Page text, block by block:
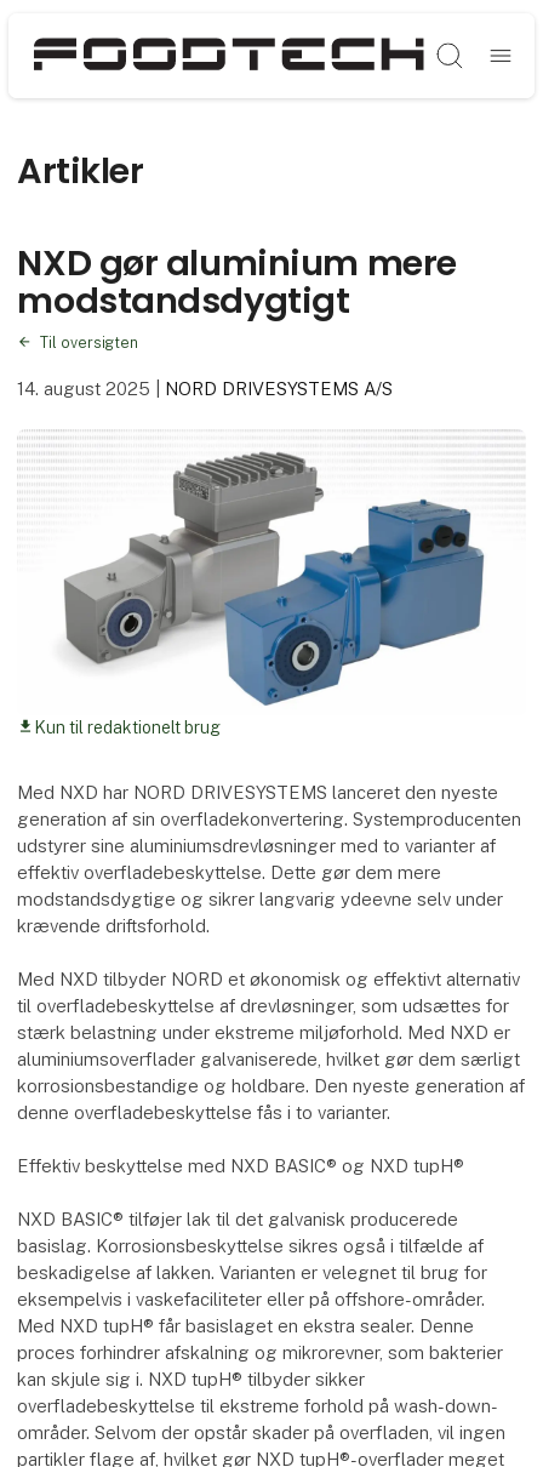
Søg
Artikler
NXD gør aluminium mere
modstandsdygtigt
Til oversigten
14. august 2025 NORD DRIVESYSTEMS A/S
download Kun til redaktionelt brug
Med NXD har NORD DRIVESYSTEMS lanceret den nyeste
generation af sin overfladekonvertering. Systemproducenten
udstyrer sine aluminiumsdrevløsninger med to varianter af
effektiv overfladebeskyttelse. Dette gør dem mere
modstandsdygtige og sikrer langvarig ydeevne selv under
krævende driftsforhold.
Med NXD tilbyder NORD et økonomisk og effektivt alternativ
til overfladebeskyttelse af drevløsninger, som udsættes for
stærk belastning under ekstreme miljøforhold. Med NXD er
aluminiumsoverflader galvaniserede, hvilket gør dem særligt
korrosionsbestandige og holdbare. Den nyeste generation af
denne overfladebeskyttelse fås i to varianter.
Effektiv beskyttelse med NXD BASIC® og NXD tupH®
NXD BASIC® tilføjer lak til det galvanisk producerede
basislag. Korrosionsbeskyttelse sikres også i tilfælde af
beskadigelse af lakken. Varianten er velegnet til brug for
eksempelvis i vaskefaciliteter eller på offshore-områder.
Med NXD tupH® får basislaget en ekstra sealer. Denne
proces forhindrer afskalning og mikrorevner, som bakterier
kan skjule sig i. NXD tupH® tilbyder sikker
overfladebeskyttelse til ekstreme forhold på wash-down-
områder. Selvom der opstår skader på overfladen, vil ingen
partikler flage af, hvilket gør NXD tupH®-overflader meget